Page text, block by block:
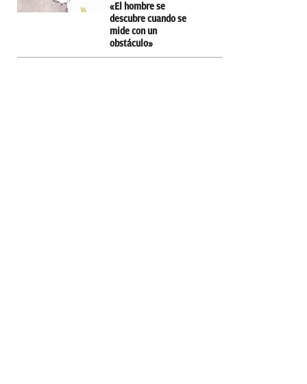
«El hombre se
descubre cuando se
mide con un
obstáculo»